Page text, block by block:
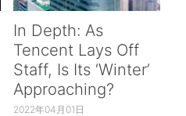
In Depth: As
Tencent Lays Off
Staff, Is Its ‘Winter’
Approaching?
2022年04月01日